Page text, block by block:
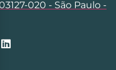
020 - São Paulo -